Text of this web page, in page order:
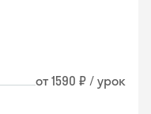
от 1590 ₽ / урок